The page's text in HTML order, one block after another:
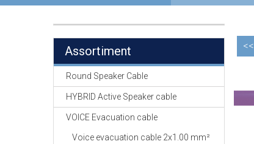
Assortiment
Round Speaker Cable
HYBRID Active Speaker cable
VOICE Evacuation cable
Voice evacuation cable 2x1.00 mm²
<<